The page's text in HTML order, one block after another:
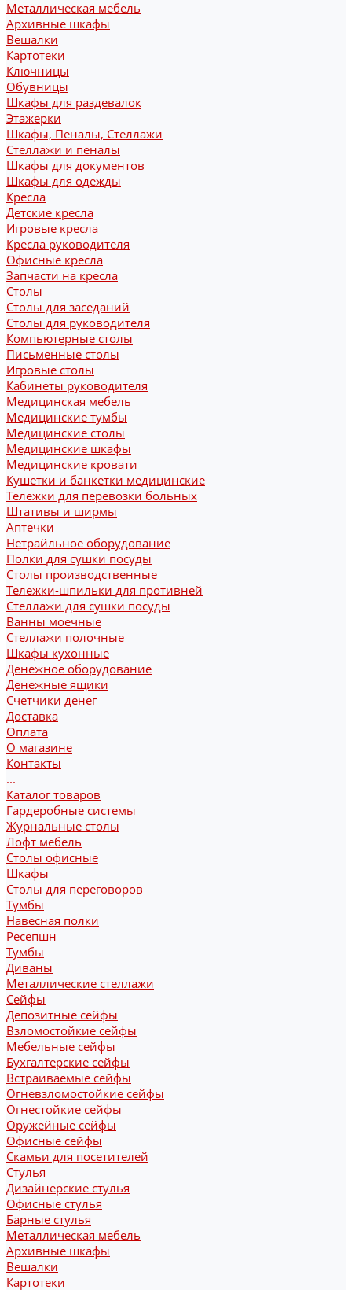
Металлическая мебель
Архивные шкафы
Вешалки
Картотеки
Ключницы
Обувницы
Шкафы для раздевалок
Этажерки
Шкафы, Пеналы, Стеллажи
Стеллажи и пеналы
Шкафы для документов
Шкафы для одежды
Кресла
Детские кресла
Игровые кресла
Кресла руководителя
Офисные кресла
Запчасти на кресла
Столы
Столы для заседаний
Столы для руководителя
Компьютерные столы
Письменные столы
Игровые столы
Кабинеты руководителя
Медицинская мебель
Медицинские тумбы
Медицинские столы
Медицинские шкафы
Медицинские кровати
Кушетки и банкетки медицинские
Тележки для перевозки больных
Штативы и ширмы
Аптечки
Нетрайльное оборудование
Полки для сушки посуды
Столы производственные
Тележки-шпильки для противней
Стеллажи для сушки посуды
Ванны моечные
Стеллажи полочные
Шкафы кухонные
Денежное оборудование
Денежные ящики
Счетчики денег
Доставка
Оплата
О магазине
Контакты
...
Каталог товаров
Гардеробные системы
Журнальные столы
Лофт мебель
Столы офисные
Шкафы
Столы для переговоров
Тумбы
Навесная полки
Ресепшн
Тумбы
Диваны
Металлические стеллажи
Сейфы
Депозитные сейфы
Взломостойкие сейфы
Мебельные сейфы
Бухгалтерские сейфы
Встраиваемые сейфы
Огневзломостойкие сейфы
Огнестойкие сейфы
Оружейные сейфы
Офисные сейфы
Скамьи для посетителей
Стулья
Дизайнерские стулья
Офисные стулья
Барные стулья
Металлическая мебель
Архивные шкафы
Вешалки
Картотеки